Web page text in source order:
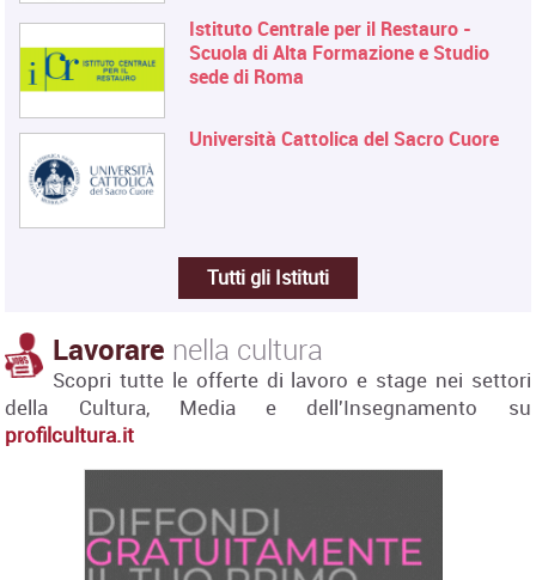
Istituto Centrale per il Restauro -
Scuola di Alta Formazione e Studio
sede di Roma
Università Cattolica del Sacro Cuore
Tutti gli Istituti
Lavorare nella cultura
Scopri tutte le offerte di lavoro e stage nei settori
della Cultura, Media e dell'Insegnamento su
profilcultura.it